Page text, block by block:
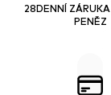
28DENNÍ
PENĚZ